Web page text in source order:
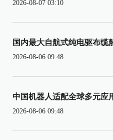
2026-08-07 03:10
国内最大自航式纯电驱布缆
2026-08-06 09:48
中国机器人适配全球多元应
2026-08-06 09:48